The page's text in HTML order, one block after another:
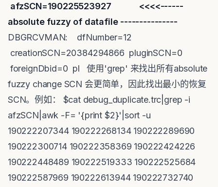
afzSCN=190225523927 <<<<------
absolute fuzzy of datafile ---------------
DBGRCVMAN: dfNumber=12
creationSCN=20384294866 pluginSCN=0
foreignDbid=0 pl 使用'grep' 来找出所有absolute
fuzzy change SCN 会更简单，因此找出最小的恢复
SCN。例如： $cat debug_duplicate.trc|grep -i
afzSCN|awk -F= '{print $2}'|sort -u
190222207344 190222268134 190222289690
190222300714 190222358369 190222424226
190222448489 190222519333 190222525684
190222587969 190222613944 190222732740